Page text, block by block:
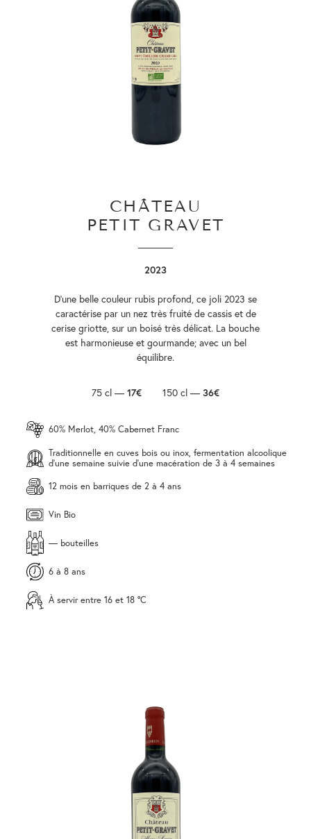
CHÂTEAU
PETIT GRAVET
2023
D’une belle couleur rubis profond, ce joli 2023 se
caractérise par un nez très fruité de cassis et de
cerise griotte, sur un boisé très délicat. La bouche
est harmonieuse et gourmande; avec un bel
équilibre.
75 cl — 17€ 150 cl — 36€
60% Merlot, 40% Cabernet Franc
Traditionnelle en cuves bois ou inox, fermentation alcoolique
d'une semaine suivie d'une macération de 3 à 4 semaines
12 mois en barriques de 2 à 4 ans
Vin Bio
— bouteilles
6 à 8 ans
À servir entre 16 et 18 °C